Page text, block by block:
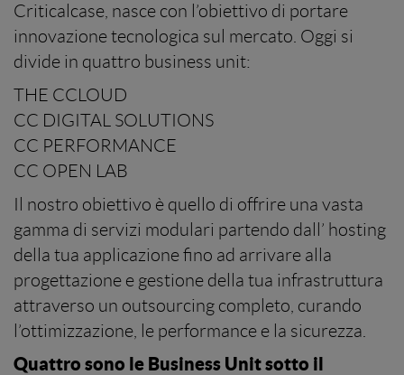
Criticalcase, nasce con l’obiettivo di portare
innovazione tecnologica sul mercato. Oggi si
divide in quattro business unit:
THE CCLOUD
CC DIGITAL SOLUTIONS
CC PERFORMANCE
CC OPEN LAB
Il nostro obiettivo è quello di offrire una vasta
gamma di servizi modulari partendo dall’ hosting
della tua applicazione fino ad arrivare alla
progettazione e gestione della tua infrastruttura
attraverso un outsourcing completo, curando
l’ottimizzazione, le performance e la sicurezza.
Quattro sono le Business Unit sotto il